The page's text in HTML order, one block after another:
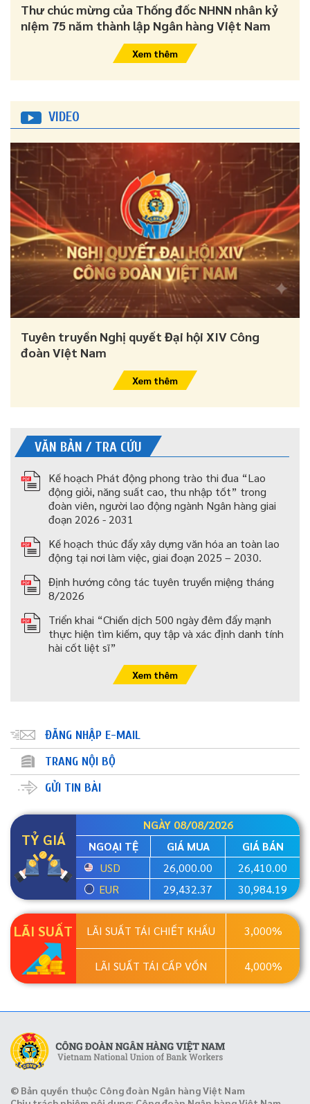
Thư chúc mừng của Thống đốc NHNN nhân kỷ
niệm 75 năm thành lập Ngân hàng Việt Nam
Xem thêm
VIDEO
Tuyên truyền Nghị quyết Đại hội XIV Công
đoàn Việt Nam
Xem thêm
VĂN BẢN / TRA CỨU
Kế hoạch Phát động phong trào thi đua “Lao
động giỏi, năng suất cao, thu nhập tốt” trong
đoàn viên, người lao động ngành Ngân hàng giai
đoạn 2026 - 2031
Kế hoạch thúc đẩy xây dựng văn hóa an toàn lao
động tại nơi làm việc, giai đoạn 2025 – 2030.
Định hướng công tác tuyên truyền miệng tháng
8/2026
Triển khai “Chiến dịch 500 ngày đêm đẩy mạnh
thực hiện tìm kiếm, quy tập và xác định danh tính
hài cốt liệt sĩ”
Xem thêm
ĐĂNG NHẬP E-MAIL
TRANG NỘI BỘ
GỬI TIN BÀI
TỶ GIÁ
NGÀY 08/08/2026
NGOẠI TỆ
GIÁ MUA
GIÁ BÁN
USD
26,000.00
26,410.00
EUR
29,432.37 30,984.19
LÃI SUẤT LÃI SUẤT TÁI CHIẾT KHẤU 3,000%
LÃI SUẤT TÁI CẤP VỐN 4,000%
© Bản quyền thuộc Công đoàn Ngân hàng Việt Nam